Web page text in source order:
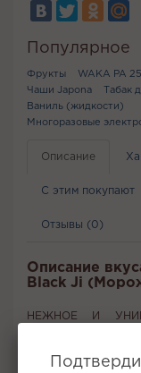
Популярное
Фрукты WAKA PA
Чаши Japona
Табак
Ваниль (жидкости)
Многоразовые
Описание
С этим покупают
Отзывы (0)
Описание
Black Ji
НЕЖНОЕ И
Вкус: Мороженое,